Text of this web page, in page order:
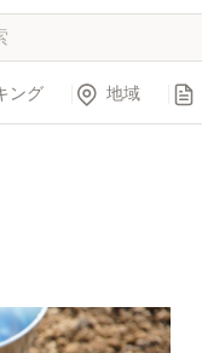
ング 地域